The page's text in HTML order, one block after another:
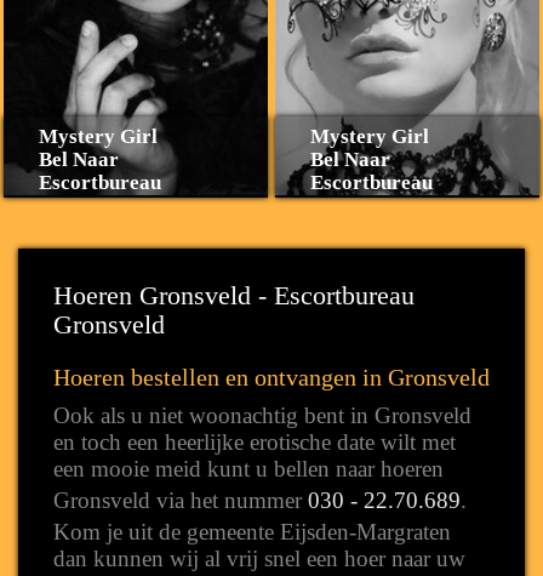
Mystery Girl
Bel Naar
Escortbureau
Mystery Girl
Bel Naar
Escortbureau
Hoeren Gronsveld - Escortbureau
Gronsveld
Hoeren bestellen en ontvangen in Gronsveld
Ook als u niet woonachtig bent in Gronsveld
en toch een heerlijke erotische date wilt met
een mooie meid kunt u bellen naar hoeren
Gronsveld via het nummer 030 - 22.70.689.
Kom je uit de gemeente Eijsden-Margraten
dan kunnen wij al vrij snel een hoer naar uw